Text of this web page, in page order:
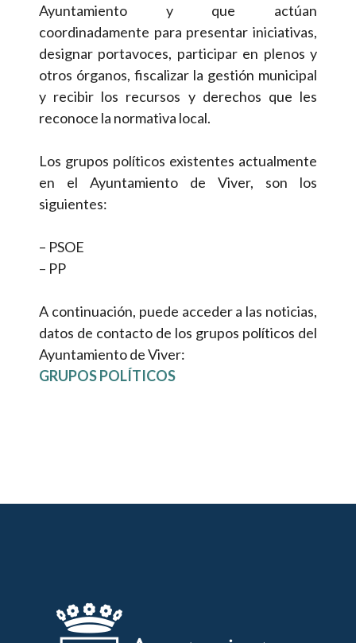
Ayuntamiento y que actúan
coordinadamente para presentar iniciativas,
designar portavoces, participar en plenos y
otros órganos, fiscalizar la gestión municipal
y recibir los recursos y derechos que les
reconoce la normativa local.
Los grupos políticos existentes actualmente
en el Ayuntamiento de Viver, son los
siguientes:
– PSOE
– PP
A continuación, puede acceder a las noticias,
datos de contacto de los grupos políticos del
Ayuntamiento de Viver:
GRUPOS POLÍTICOS